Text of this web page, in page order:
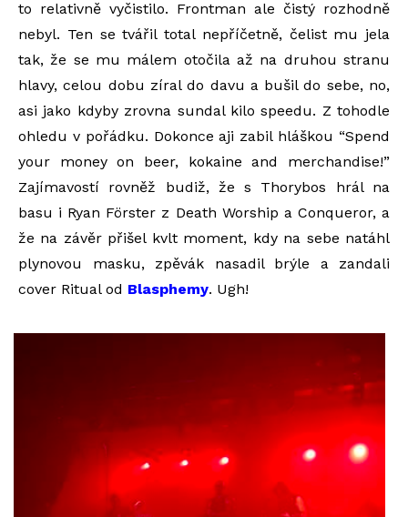
to relativně vyčistilo. Frontman ale čistý rozhodně
nebyl. Ten se tvářil total nepříčetně, čelist mu jela
tak, že se mu málem otočila až na druhou stranu
hlavy, celou dobu zíral do davu a bušil do sebe, no,
asi jako kdyby zrovna sundal kilo speedu. Z tohodle
ohledu v pořádku. Dokonce aji zabil hláškou “Spend
your money on beer, kokaine and merchandise!”
Zajímavostí rovněž budiž, že s Thorybos hrál na
basu i Ryan Förster z Death Worship a Conqueror, a
že na závěr přišel kvlt moment, kdy na sebe natáhl
plynovou masku, zpěvák nasadil brýle a zandali
cover Ritual od Blasphemy. Ugh!